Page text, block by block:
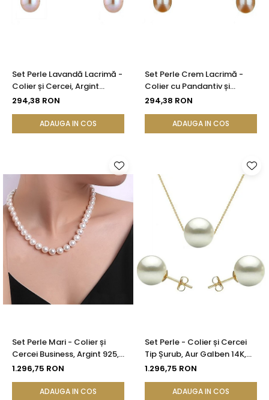
Set Perle Lavandă Lacrimă -
Colier și Cercei, Argint
Rodiat 925, Perle Naturale
294,38 RON
ADAUGA IN COS
Set Perle Crem Lacrimă -
Colier cu Pandantiv și
Cercei, Argint 925, Perle
KASKADDA®
294,38 RON
ADAUGA IN COS
Set Perle Mari - Colier și
Cercei Business, Argint 925,
Perle Albe Premium 8,5-9,5
1.296,75 RON
ADAUGA IN COS
Set Perle - Colier și Cercei
Tip Șurub, Aur Galben 14K,
Perle Albe Premium 8 mm |
1.296,75 RON
ADAUGA IN COS